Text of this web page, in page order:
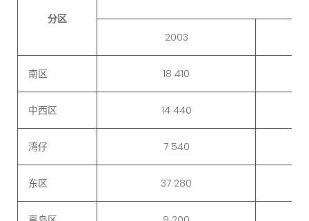
分区
2003
南区 18 410
中西区 14 440
湾仔 7 540
东区 37 280